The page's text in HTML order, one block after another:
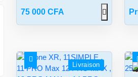
75 000 CFA
Livraison